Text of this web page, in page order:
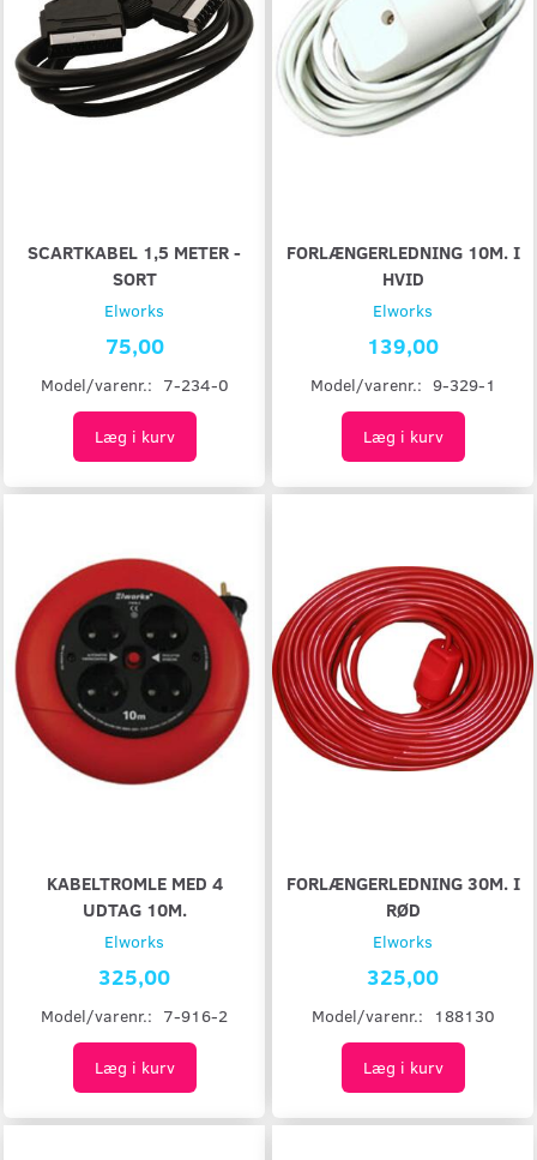
SCARTKABEL 1,5 METER -
SORT
Elworks
75,00
Model/varenr.: 7-234-0
Læg i kurv
FORLÆNGERLEDNING 10M. I
HVID
Elworks
139,00
Model/varenr.: 9-329-1
Læg i kurv
KABELTROMLE MED 4
UDTAG 10M.
Elworks
325,00
Model/varenr.: 7-916-2
Læg i kurv
FORLÆNGERLEDNING 30M. I
RØD
Elworks
325,00
Model/varenr.: 188130
Læg i kurv